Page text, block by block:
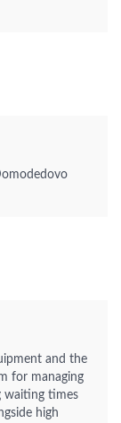
and the
for managing
waiting times
high